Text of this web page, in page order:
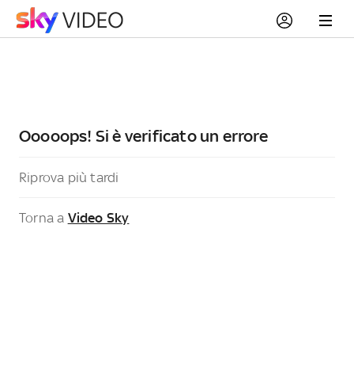
Ooooops! Si è verificato un errore
Riprova più tardi
Torna a Video Sky